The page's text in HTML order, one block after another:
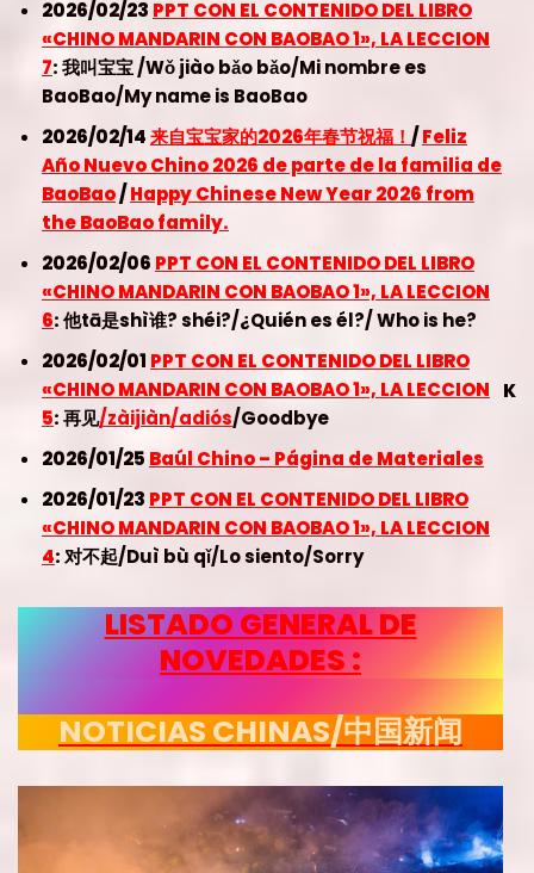
2026/02/23 PPT CON EL CONTENIDO DEL LIBRO
«CHINO MANDARIN CON BAOBAO 1», LA LECCION
7:我叫宝宝 /Wǒ jiào bǎo bǎo/Mi nombre es
BaoBao/My name is BaoBao
2026/02/14来自宝宝家的2026年春节祝福！ /Feliz
Año Nuevo Chino 2026 de parte de la familia de
BaoBao/Happy Chinese New Year 2026 from
the BaoBao family.
2026/02/06 PPT CON EL CONTENIDO DEL LIBRO
«CHINO MANDARIN CON BAOBAO 1», LA LECCION
6:他tā是shì谁? shéi?/¿Quién es él?/ Who is he?
2026/02/01 PPT CON EL CONTENIDO DEL LIBRO
«CHINO MANDARIN CON BAOBAO 1», LA LECCION
5:再见/zàijiàn/adiós/Goodbye
2026/01/25 Baúl Chino – Página de Materiales
2026/01/23 PPT CON EL CONTENIDO DEL LIBRO
«CHINO MANDARIN CON BAOBAO 1», LA LECCION
4:对不起/Duì bù qǐ/Lo siento/Sorry
LISTADO GENERAL DE
NOVEDADES :
NOTICIAS CHINAS/中国新闻
K